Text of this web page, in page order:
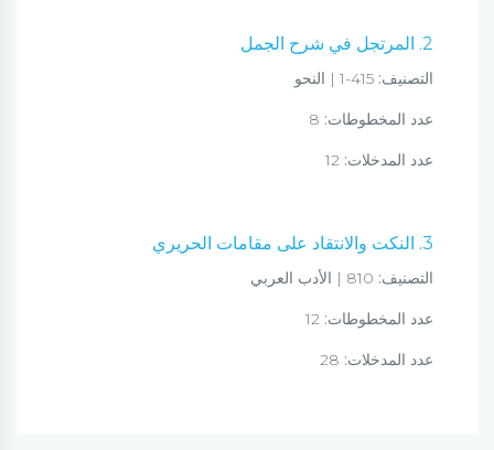
2. المرتجل في شرح الجمل
التصنيف:
عدد المخطوطات:
عدد المدخلات:
3. النكت والانتقاد على مقامات الحريري
التصنيف:
عدد المخطوطات:
عدد المدخلات: